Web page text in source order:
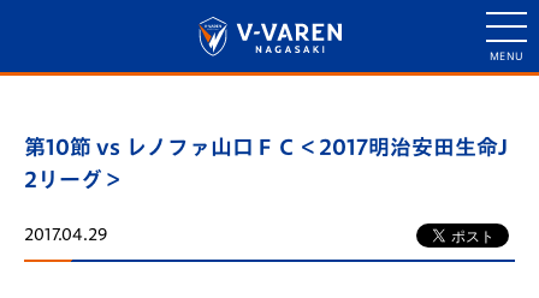
第10節 vs レノファ山口ＦＣ＜2017明治安田生命J
2リーグ＞
2017.04.29